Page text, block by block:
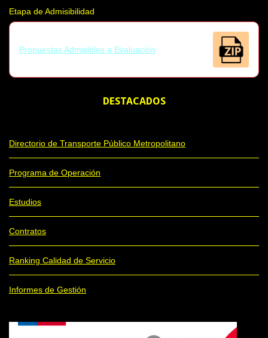
Etapa de Admisibilidad
Propuestas Admisibles a Evaluación
DESTACADOS
Directorio de Transporte Público Metropolitano
Programa de Operación
Estudios
Contratos
Ranking Calidad de Servicio
Informes de Gestión